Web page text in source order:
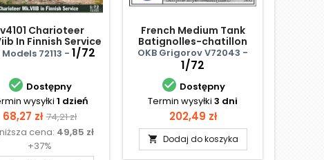
Charioteer
In Finnish Service
Models 72113 - 1/72
 Dostępny
wysyłki 1 dzień
Cena
68,27 zł Cena
podstawowa
74,21 zł
cena: 49,85 zł
+37%
French Medium Tank
Batignolles-chatillon
25t
OKB Grigorov V72043 -
1/72
 Dostępny
Termin wysyłki 3 dni
Cena
202,49 zł
 Dodaj do koszyka